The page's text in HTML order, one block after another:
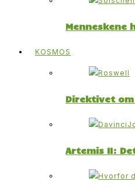
Menneskene
KOSMOS
Direktivet om
Artemis II: